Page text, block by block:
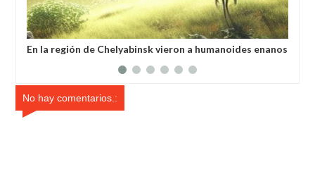
En la región de Chelyabinsk vieron a humanoides enanos
No hay comentarios.: